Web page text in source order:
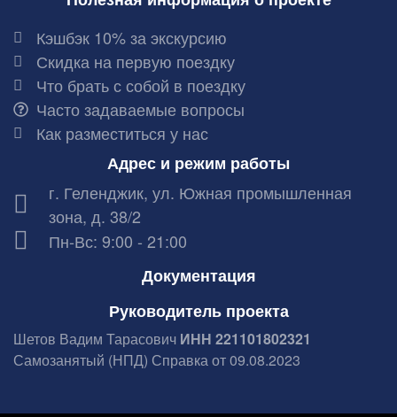
Кэшбэк 10% за экскурсию
Скидка на первую поездку
Что брать с собой в поездку
Часто задаваемые вопросы
Как разместиться у нас
Адрес и режим работы
г. Геленджик, ул. Южная промышленная
зона, д. 38/2
Пн-Вс: 9:00 - 21:00
Документация
Руководитель проекта
Шетов Вадим Тарасович ИНН 221101802321
Самозанятый (НПД) Справка от 09.08.2023